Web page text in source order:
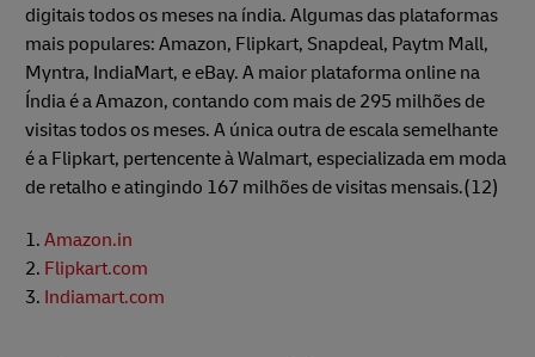
digitais todos os meses na índia. Algumas das plataformas
mais populares: Amazon, Flipkart, Snapdeal, Paytm Mall,
Myntra, IndiaMart, e eBay. A maior plataforma online na
Índia é a Amazon, contando com mais de 295 milhões de
visitas todos os meses. A única outra de escala semelhante
é a Flipkart, pertencente à Walmart, especializada em moda
de retalho e atingindo 167 milhões de visitas mensais.(12)
1. Amazon.in
2. Flipkart.com
3. Indiamart.com